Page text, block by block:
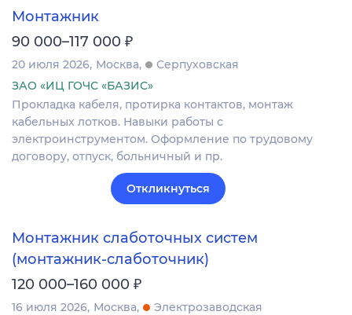
Монтажник
90 000–117 000 ₽
20 июля 2026 Москва
Серпуховская
ЗАО «ИЦ ГОЧС «БАЗИС»
Прокладка кабеля, протирка контактов, монтаж
кабельных лотков. Навыки работы с
электроинструментом. Оформление по трудовому
договору, отпуск, больничный и пр.
Откликнуться
Монтажник слаботочных систем
(монтажник-слаботочник)
120 000–160 000 ₽
16 июля 2026 Москва
Электрозаводская